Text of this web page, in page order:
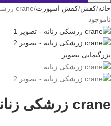
خانه کفش کفش اسپورت crane زرشکی زنانه
ناموجود
بزرگنمایی تصویر
crane زرشکی زنانه